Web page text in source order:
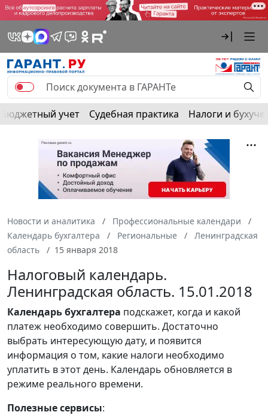
Бюджетный учет Судебная практика Налоги и
Новости и аналитика
Профессиональные календари
Календарь бухгалтера
Региональные
Ленинградская
область
15 января 2018
Налоговый календарь.
Ленинградская область. 15.01.2018
Календарьбухгалтера подскажет, когда и какой
платеж необходимо совершить. Достаточно
выбрать интересующую дату, и появится
информация о том, какие налоги необходимо
уплатить в этот день. Календарь обновляется в
режиме реального времени.
Полезные сервисы: